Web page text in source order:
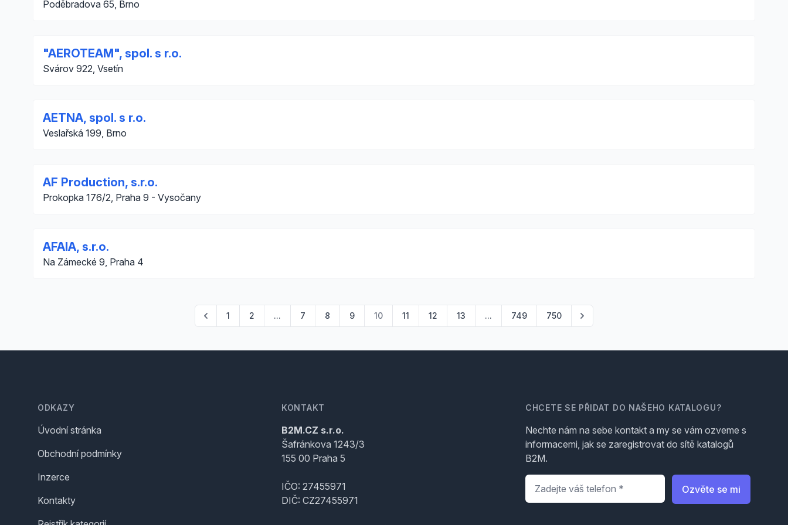
Poděbradova 65, Brno
"AEROTEAM", spol. s r.o.
Svárov 922, Vsetín
AETNA, spol. s r.o.
Veslařská 199, Brno
AF Production, s.r.o.
Prokopka 176/2, Praha 9 - Vysočany
AFAIA, s.r.o.
Na Zámecké 9, Praha 4
1 2 ... 7 8 9 10 11 12 13 ... 749 750
ODKAZY
Úvodní stránka
Obchodní podmínky
Inzerce
Kontakty
KONTAKT
B2M.CZ s.r.o.
Šafránkova 1243/3
155 00 Praha 5
IČO: 27455971
DIČ: CZ27455971
CHCETE SE PŘIDAT DO NAŠEHO KATALOGU?
Nechte nám na sebe kontakt a my se vám ozveme s
informacemi, jak se zaregistrovat do sítě katalogů
B2M.
Telefon
Ozvěte se mi